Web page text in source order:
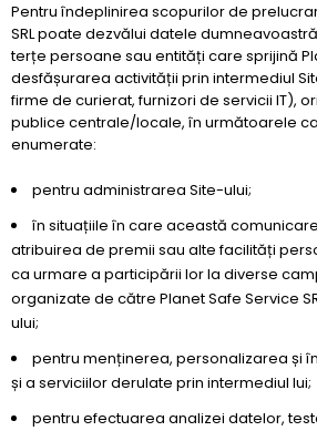
Pentru îndeplinirea scopurilor de
SRL poate dezvălui datele
terțe persoane sau entități care sprijină
desfășurarea activității prin intermediul
firme de curierat, furnizori de servicii IT),
publice centrale/locale, în următoarele
enumerate:
pentru administrarea Site-ului;
în situațiile în care această
atribuirea de premii sau alte facilități
ca urmare a participării lor la diverse
organizate de către Planet Safe Service
ului;
pentru menținerea, personalizarea și
și a serviciilor derulate prin intermediul lui;
pentru efectuarea analizei datelor,